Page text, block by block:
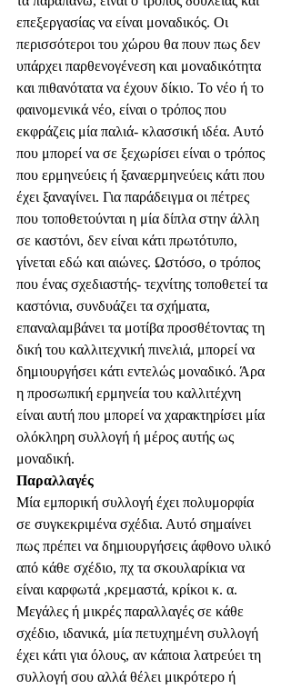
επεξεργασίας να είναι μοναδικός. Οι
περισσότεροι του χώρου θα πουν πως δεν
υπάρχει παρθενογένεση και μοναδικότητα
και πιθανότατα να έχουν δίκιο. Το νέο ή το
φαινομενικά νέο, είναι ο τρόπος που
εκφράζεις μία παλιά- κλασσική ιδέα. Αυτό
που μπορεί να σε ξεχωρίσει είναι ο τρόπος
που ερμηνεύεις ή ξαναερμηνεύεις κάτι που
έχει ξαναγίνει. Για παράδειγμα οι πέτρες
που τοποθετούνται η μία δίπλα στην άλλη
σε καστόνι, δεν είναι κάτι πρωτότυπο,
γίνεται εδώ και αιώνες. Ωστόσο, ο τρόπος
που ένας σχεδιαστής- τεχνίτης τοποθετεί τα
καστόνια, συνδυάζει τα σχήματα,
επαναλαμβάνει τα μοτίβα προσθέτοντας τη
δική του καλλιτεχνική πινελιά, μπορεί να
δημιουργήσει κάτι εντελώς μοναδικό. Άρα
η προσωπική ερμηνεία του καλλιτέχνη
είναι αυτή που μπορεί να χαρακτηρίσει μία
ολόκληρη συλλογή ή μέρος αυτής ως
μοναδική.
Παραλλαγές
Μία εμπορική συλλογή έχει πολυμορφία
σε συγκεκριμένα σχέδια. Αυτό σημαίνει
πως πρέπει να δημιουργήσεις άφθονο υλικό
από κάθε σχέδιο, πχ τα σκουλαρίκια να
είναι καρφωτά ,κρεμαστά, κρίκοι κ. α.
Μεγάλες ή μικρές παραλλαγές σε κάθε
σχέδιο, ιδανικά, μία πετυχημένη συλλογή
έχει κάτι για όλους, αν κάποια λατρεύει τη
συλλογή σου αλλά θέλει μικρότερο ή